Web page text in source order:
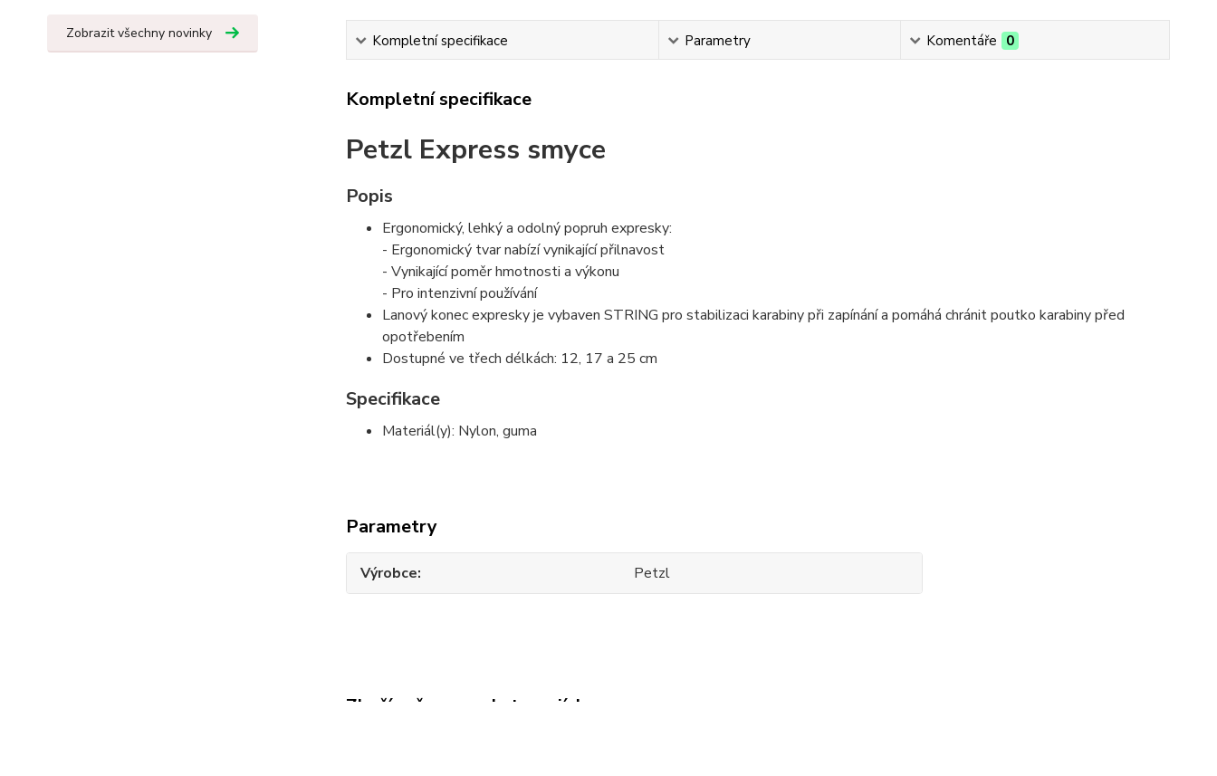
Zobrazit všechny novinky Kompletní specifikace Parametry Komentáře 0
Kompletní specifikace
Petzl Express smyce
Popis
Ergonomický, lehký a odolný popruh expresky:
- Ergonomický tvar nabízí vynikající přilnavost
- Vynikající poměr hmotnosti a výkonu
- Pro intenzivní používání
Lanový konec expresky je vybaven STRING pro stabilizaci karabiny při zapínání a pomáhá chránit poutko karabiny před
opotřebením
Dostupné ve třech délkách: 12, 17 a 25 cm
Specifikace
Materiál(y): Nylon, guma
Parametry
Výrobce Petzl
Zboží zařazeno v kategoriích